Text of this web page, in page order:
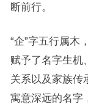
断前行。
“企”字五行属木
赋予了名字生机
关系以及家族传
寓意深远的名字